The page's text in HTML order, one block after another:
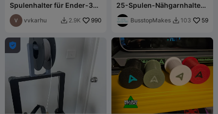
Spulenhalter für Ender-3
V3 KE und SE
vvkarhu  2.9K 990
25-Spulen-Nähgarnhalter |
Schwerlast & bündige
MontageBusstopMakes  103 59
